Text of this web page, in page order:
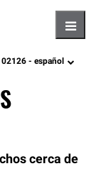
language
02126 - español
cerca de